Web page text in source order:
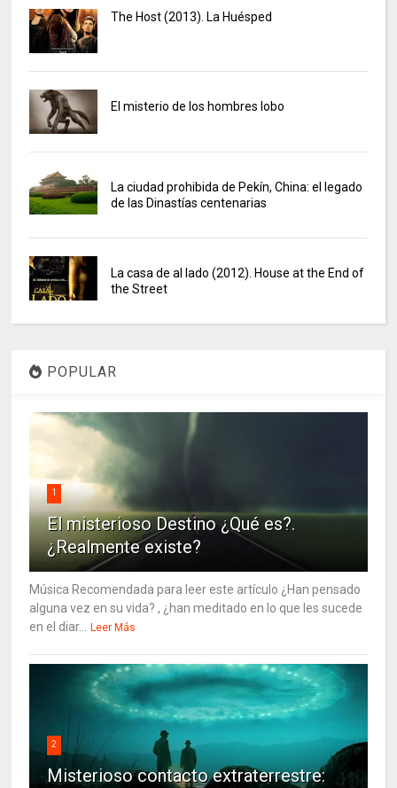
The Host (2013). La Huésped
El misterio de los hombres lobo
La ciudad prohibida de Pekín, China: el legado
de las Dinastías centenarias
La casa de al lado (2012). House at the End of
the Street
POPULAR
1
El misterioso Destino ¿Qué es?.
¿Realmente existe?
Música Recomendada para leer este artículo ¿Han pensado
alguna vez en su vida? , ¿han meditado en lo que les sucede
en el diar...
Leer Más
2
Misterioso contacto extraterrestre: